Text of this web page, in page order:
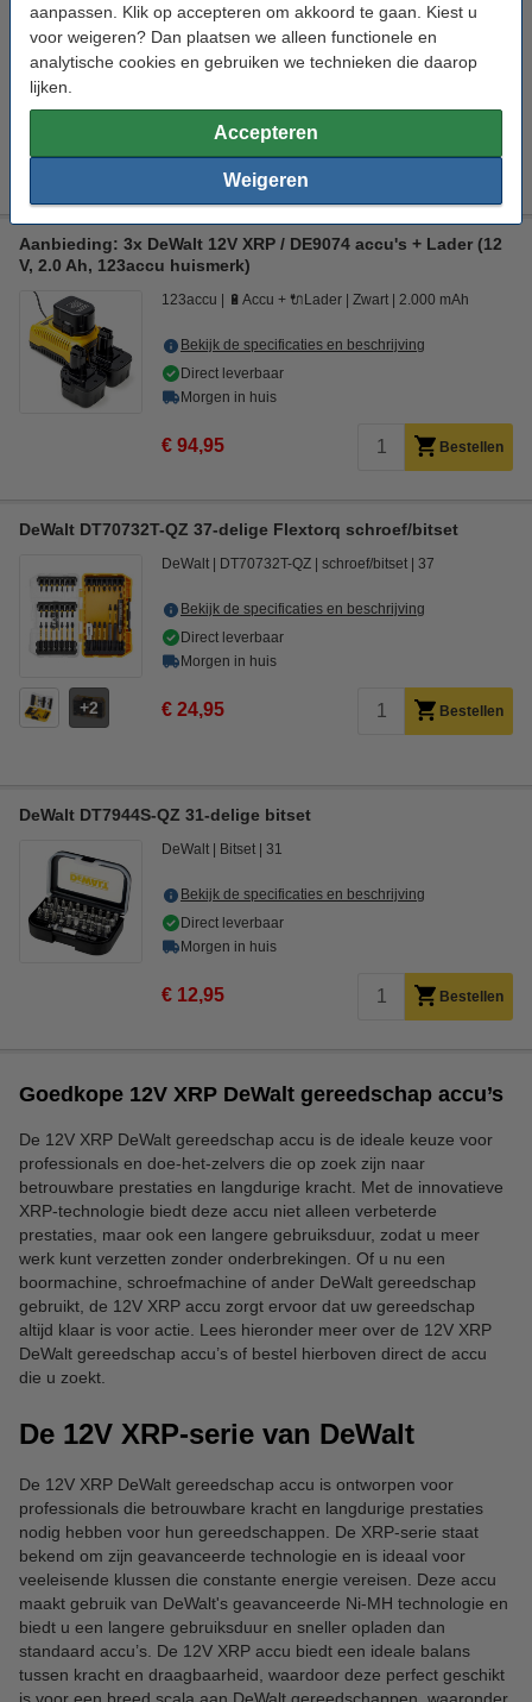
aanpassen. Klik op accepteren om akkoord te gaan. Kiest u
voor weigeren? Dan plaatsen we alleen functionele en
analytische cookies en gebruiken we technieken die daarop
lijken.
Accepteren
Weigeren
123accu 🔋Accu Zwart 2.000 mAh
Bekijk de specificaties en beschrijving
Morgen in huis
€ 69,95 Bestellen
Aanbieding: 3x DeWalt 12V XRP / DE9074 accu's + Lader (12
V, 2.0 Ah, 123accu huismerk)
123accu 🔋Accu + 🔌Lader Zwart 2.000 mAh
Bekijk de specificaties en beschrijving
Direct leverbaar
Morgen in huis
€ 94,95 Bestellen
DeWalt DT70732T-QZ 37-delige Flextorq schroef/bitset
2
DeWalt DT70732T-QZ schroef/bitset 37
Bekijk de specificaties en beschrijving
Direct leverbaar
Morgen in huis
€ 24,95 Bestellen
DeWalt DT7944S-QZ 31-delige bitset
DeWalt Bitset 31
Bekijk de specificaties en beschrijving
Direct leverbaar
Morgen in huis
€ 12,95 Bestellen
Goedkope 12V XRP DeWalt gereedschap accu’s
De 12V XRP DeWalt gereedschap accu is de ideale keuze voor
professionals en doe-het-zelvers die op zoek zijn naar
betrouwbare prestaties en langdurige kracht. Met de innovatieve
XRP-technologie biedt deze accu niet alleen verbeterde
prestaties, maar ook een langere gebruiksduur, zodat u meer
werk kunt verzetten zonder onderbrekingen. Of u nu een
boormachine, schroefmachine of ander DeWalt gereedschap
gebruikt, de 12V XRP accu zorgt ervoor dat uw gereedschap
altijd klaar is voor actie. Lees hieronder meer over de 12V XRP
DeWalt gereedschap accu’s of bestel hierboven direct de accu
die u zoekt.
De 12V XRP-serie van DeWalt
De 12V XRP DeWalt gereedschap accu is ontworpen voor
professionals die betrouwbare kracht en langdurige prestaties
nodig hebben voor hun gereedschappen. De XRP-serie staat
bekend om zijn geavanceerde technologie en is ideaal voor
veeleisende klussen die constante energie vereisen. Deze accu
maakt gebruik van DeWalt's geavanceerde Ni-MH technologie en
biedt u een langere gebruiksduur en sneller opladen dan
standaard accu’s. De 12V XRP accu biedt een ideale balans
tussen kracht en draagbaarheid, waardoor deze perfect geschikt